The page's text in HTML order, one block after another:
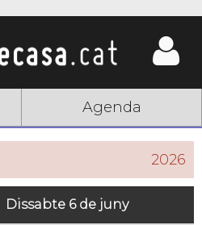
Agenda
2026
Dissabte 6 de juny